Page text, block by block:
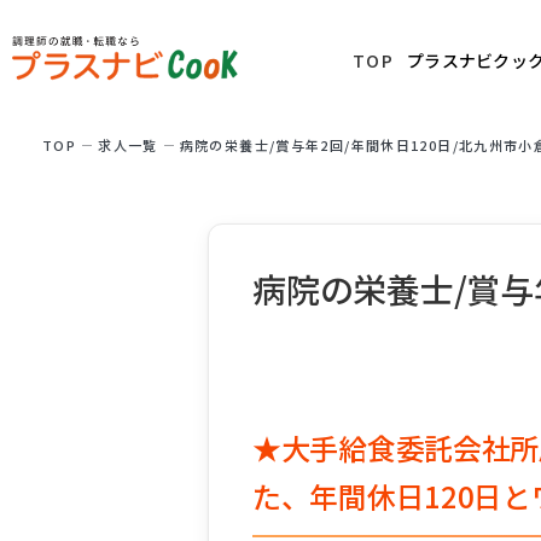
TOP プラスナビクッ
TOP 求⼈⼀覧 病院の栄養士/賞与年2回/年間休日120日/北九州市小
病院の栄養士/賞
★大手給食委託会社
た、年間休日120日